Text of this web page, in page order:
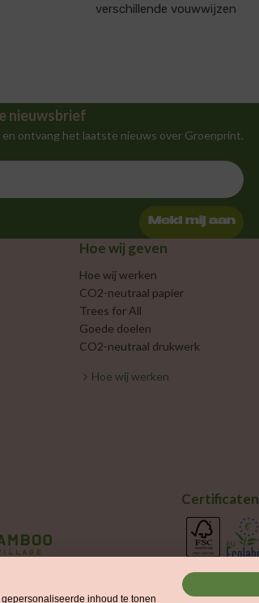
verschillende vouwwijzen
nieuwsbrief
en ontvang het laatste nieuws over Groenprint.
Meld mij aan
Hoe wij geven
Hoe wij werken
CO2-neutraal papier
Trees for All
Goede doelen
CO2-neutraal drukwerk
Hoe wij werken
Certificaten
inhoud te tonen